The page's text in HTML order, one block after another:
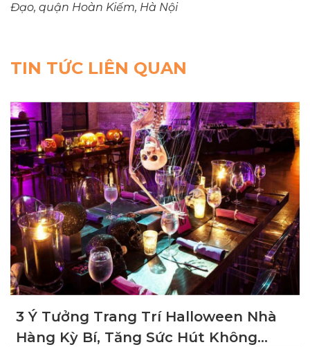
Đạo, quận Hoàn Kiếm, Hà Nội
TIN TỨC LIÊN QUAN
3 Ý Tưởng Trang Trí Halloween Nhà
Hàng Kỳ Bí, Tăng Sức Hút Không